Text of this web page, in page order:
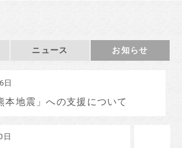
ニュース お知らせ
日
本地震」への支援について
日